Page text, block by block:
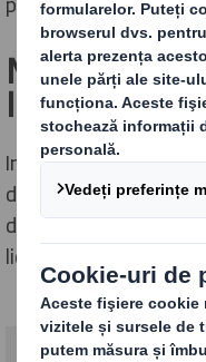
Mai puternici
International
International Paper și
de top de ambalaje
de fibre, au fuzionat
liderul mondial în